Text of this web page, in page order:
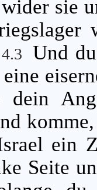
sie
4.3
Und
dein
ein
Seite